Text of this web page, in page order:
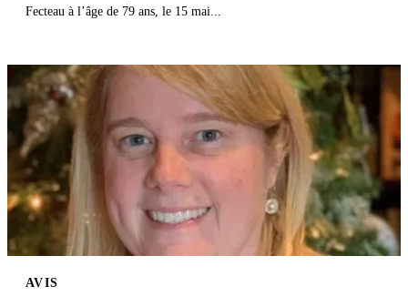
Fecteau à l’âge de 79 ans, le 15 mai...
AVIS